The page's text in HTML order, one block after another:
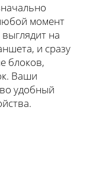
момент
на
и сразу
блоков,
Ваши
удобный